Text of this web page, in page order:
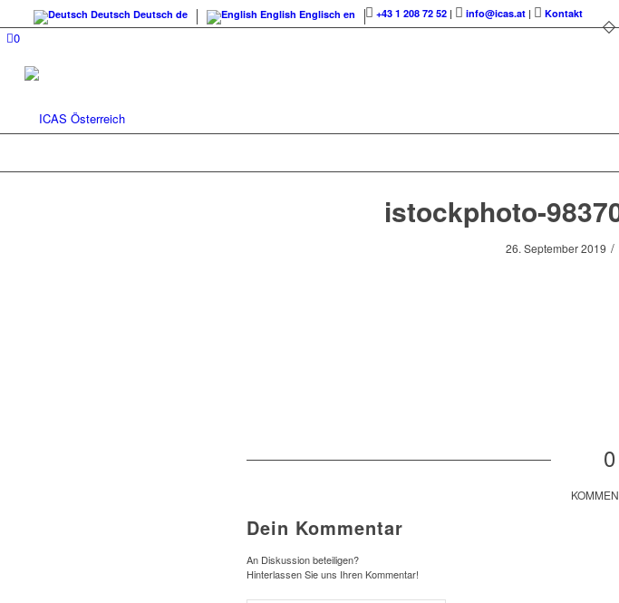
Deutsch Deutsch de English Englisch en +43 1 208 72 52| info@icas.at| Kontakt
0
istockphoto-
26. September 2019 /
0
Dein Kommentar
An Diskussion beteiligen?
Hinterlassen Sie uns Ihren Kommentar!